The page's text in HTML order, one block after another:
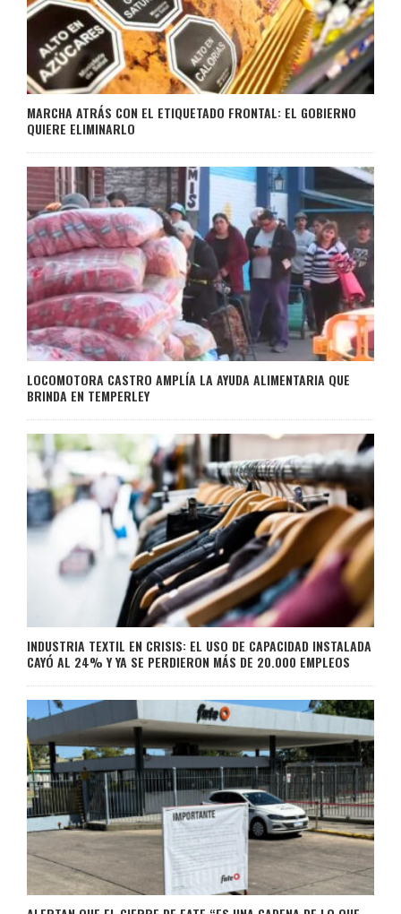
MARCHA ATRÁS CON EL ETIQUETADO FRONTAL: EL GOBIERNO
QUIERE ELIMINARLO
LOCOMOTORA CASTRO AMPLÍA LA AYUDA ALIMENTARIA QUE
BRINDA EN TEMPERLEY
INDUSTRIA TEXTIL EN CRISIS: EL USO DE CAPACIDAD INSTALADA
CAYÓ AL 24% Y YA SE PERDIERON MÁS DE 20.000 EMPLEOS